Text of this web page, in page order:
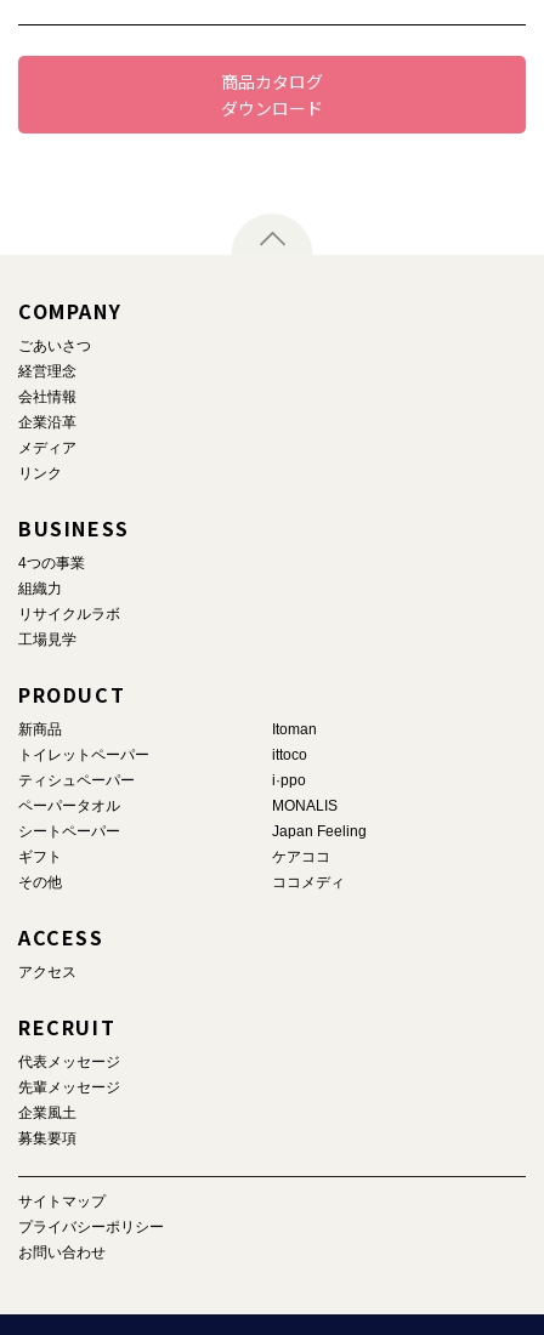
商品カタログ
ダウンロード
COMPANY
ごあいさつ
経営理念
会社情報
企業沿革
メディア
リンク
BUSINESS
4つの事業
組織力
リサイクルラボ
工場見学
PRODUCT
新商品
トイレットペーパー
ティシュペーパー
ペーパータオル
シートペーパー
ギフト
その他
Itoman
ittoco
i·ppo
MONALIS
Japan Feeling
ケアココ
ココメディ
ACCESS
アクセス
RECRUIT
代表メッセージ
先輩メッセージ
企業風土
募集要項
サイトマップ
プライバシーポリシー
お問い合わせ